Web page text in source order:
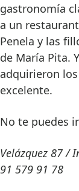
gastronomía
a un
Penela y las
de María Pita.
adquirieron
excelente.
No te puedes
Velázquez 87 /
91 579 91 78